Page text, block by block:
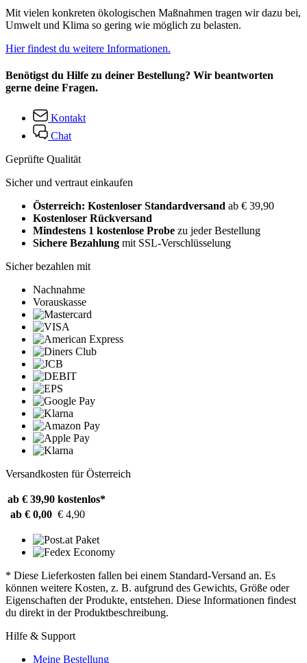
Mit vielen konkreten ökologischen Maßnahmen tragen wir dazu bei,
Umwelt und Klima so gering wie möglich zu belasten.
Hier findest du weitere Informationen.
Benötigst du Hilfe zu deiner Bestellung? Wir beantworten
gerne deine Fragen.
Kontakt
Chat
Geprüfte Qualität
Sicher und vertraut einkaufen
Österreich: Kostenloser Standardversand ab € 39,90
Kostenloser Rückversand
Mindestens 1 kostenlose Probe zu jeder Bestellung
Sichere Bezahlung mit SSL-Verschlüsselung
Sicher bezahlen mit
Nachnahme
Vorauskasse
Versandkosten für Österreich
ab € 39,90 kostenlos*
ab € 0,00 € 4,90
* Diese Lieferkosten fallen bei einem Standard-Versand an. Es
können weitere Kosten, z. B. aufgrund des Gewichts, Größe oder
Eigenschaften der Produkte, entstehen. Diese Informationen findest
du direkt in der Produktbeschreibung.
Hilfe & Support
Meine Bestellung